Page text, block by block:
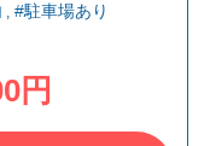
#駐車場あり
円